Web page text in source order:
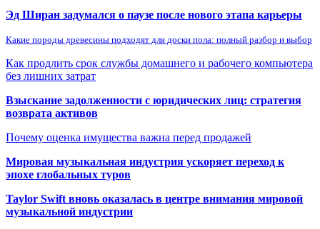
Эд Ширан задумался о паузе после нового этапа карьеры
Какие породы древесины подходят для доски пола: полный разбор и выбор
Как продлить срок службы домашнего и рабочего компьютера
без лишних затрат
Взыскание задолженности с юридических лиц: стратегия
возврата активов
Почему оценка имущества важна перед продажей
Мировая музыкальная индустрия ускоряет переход к
эпохе глобальных туров
Taylor Swift вновь оказалась в центре внимания мировой
музыкальной индустрии